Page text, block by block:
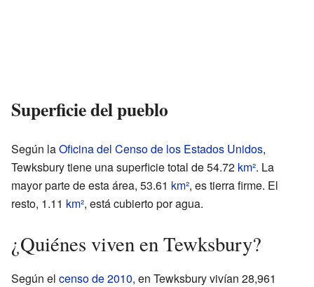
Superficie del pueblo
Según laOficina del Censo de los Estados Unidos,
Tewksbury tiene una superficie total de 54.72 km². La
mayor parte de esta área, 53.61 km², es tierra firme. El
resto, 1.11 km², está cubierto por agua.
¿Quiénes viven en Tewksbury?
Según el censo de 2010, en Tewksbury vivían 28,961